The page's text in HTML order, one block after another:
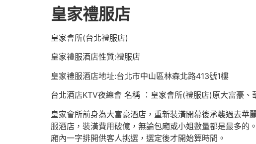
皇家禮服店
皇家會所(台北禮服店)
皇家禮服酒店性質:禮服店
皇家禮服酒店地址:台北市中山區林森北路413號1樓
台北酒店KTV夜總會 名稱 ：皇家會所(禮服店)原大富豪、
皇家會所前身為大富豪酒店，重新裝潢開幕後承襲過去
服酒店，裝潢費用破億，無論包廂或小姐數量都是最多
廂內一字排開供客人挑選，選定後才開始算時間。